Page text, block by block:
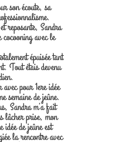
son écoute, sa
reposante, Sandra
cocooning avec le
épuisée tant
Tout étais devenu
pour 1ere idée
semaine de jeûne.
Sandra m’a fait
lâcher prise, mon
de jeûne est
la rencontre avec